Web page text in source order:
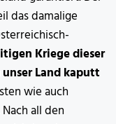
das damalige
Kriege dieser
Land kaputt
wie auch
all den